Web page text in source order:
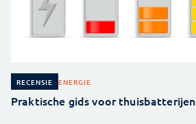
RECENSIE ENERGIE
Praktische gids voor thuisbatterijen